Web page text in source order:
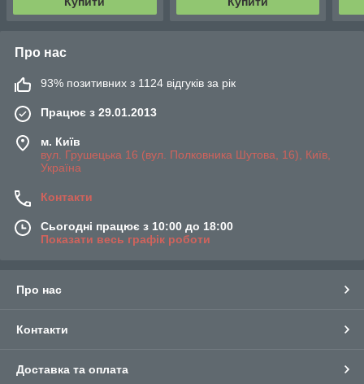
Про нас
93% позитивних з 1124 відгуків за рік
Працює з 29.01.2013
м. Київ
вул. Грушецька 16 (вул. Полковника Шутова, 16), Київ,
Україна
Контакти
Сьогодні працює з 10:00 до 18:00
Показати весь графік роботи
Про нас
Контакти
Доставка та оплата